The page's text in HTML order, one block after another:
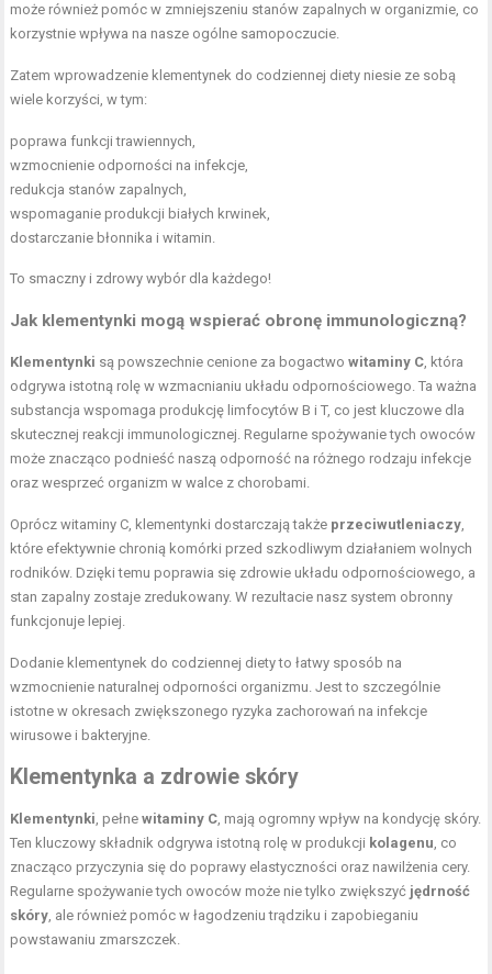
może również pomóc w zmniejszeniu stanów zapalnych w organizmie, co
korzystnie wpływa na nasze ogólne samopoczucie.
Zatem wprowadzenie klementynek do codziennej diety niesie ze sobą
wiele korzyści, w tym:
poprawa funkcji trawiennych,
wzmocnienie odporności na infekcje,
redukcja stanów zapalnych,
wspomaganie produkcji białych krwinek,
dostarczanie błonnika i witamin.
To smaczny i zdrowy wybór dla każdego!
Jak klementynki mogą wspierać obronę immunologiczną?
Klementynki są powszechnie cenione za bogactwowitaminy C, która
odgrywa istotną rolę w wzmacnianiu układu odpornościowego. Ta ważna
substancja wspomaga produkcję limfocytów B i T, co jest kluczowe dla
skutecznej reakcji immunologicznej. Regularne spożywanie tych owoców
może znacząco podnieść naszą odporność na różnego rodzaju infekcje
oraz wesprzeć organizm w walce z chorobami.
Oprócz witaminy C, klementynki dostarczają także przeciwutleniaczy,
które efektywnie chronią komórki przed szkodliwym działaniem wolnych
rodników. Dzięki temu poprawia się zdrowie układu odpornościowego, a
stan zapalny zostaje zredukowany. W rezultacie nasz system obronny
funkcjonuje lepiej.
Dodanie klementynek do codziennej diety to łatwy sposób na
wzmocnienie naturalnej odporności organizmu. Jest to szczególnie
istotne w okresach zwiększonego ryzyka zachorowań na infekcje
wirusowe i bakteryjne.
Klementynka a zdrowie skóry
Klementynki, pełnewitaminy C, mają ogromny wpływ na kondycję skóry.
Ten kluczowy składnik odgrywa istotną rolę w produkcji kolagenu, co
znacząco przyczynia się do poprawy elastyczności oraz nawilżenia cery.
Regularne spożywanie tych owoców może nie tylko zwiększyć jędrność
skóry, ale również pomóc w łagodzeniu trądziku i zapobieganiu
powstawaniu zmarszczek.